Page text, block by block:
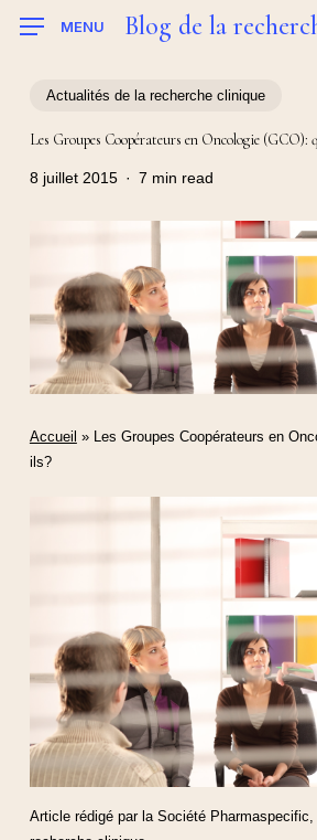
MENU Blog de la
Actualités de la recherche clinique
Les Groupes Coopérateurs en Oncologie (GCO):
8 juillet 2015 7 min read
Accueil » Les Groupes Coopérateurs en
ils?
Article rédigé par la Société